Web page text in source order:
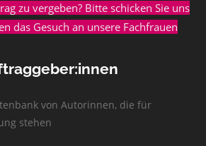
zu vergeben? Bitte schicken Sie uns
das Gesuch an unsere Fachfrauen
von Autorinnen, die für
stehen